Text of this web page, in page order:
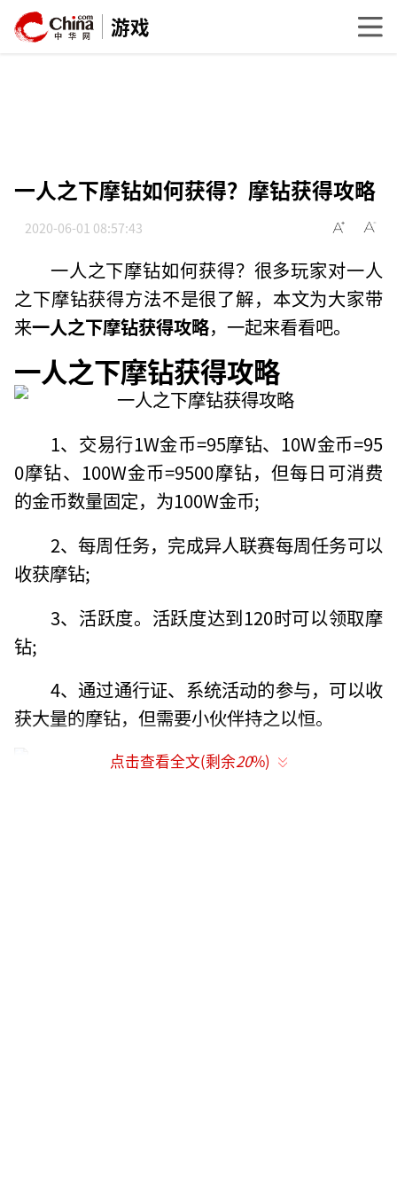
游戏
一人之下摩钻如何获得？摩钻获得攻略
2020-06-01 08:57:43
一人之下摩钻如何获得？很多玩家对一人
之下摩钻获得方法不是很了解，本文为大家带
来一人之下摩钻获得攻略，一起来看看吧。
一人之下摩钻获得攻略
1、交易行1W金币=95摩钻、10W金币=95
0摩钻、100W金币=9500摩钻，但每日可消费
的金币数量固定，为100W金币;
2、每周任务，完成异人联赛每周任务可以
收获摩钻;
3、活跃度。活跃度达到120时可以领取摩
钻;
4、通过通行证、系统活动的参与，可以收
获大量的摩钻，但需要小伙伴持之以恒。
点击查看全文(剩余20%)